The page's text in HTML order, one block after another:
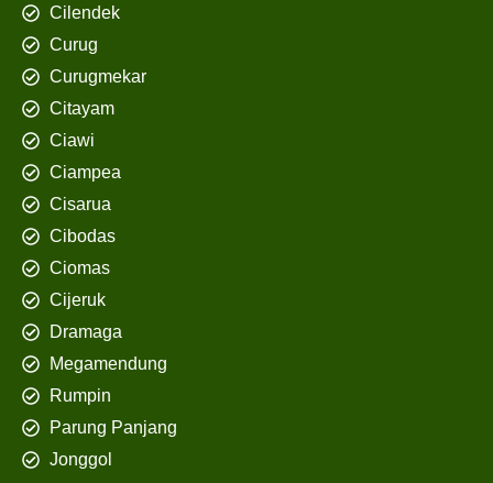
Cilendek
Curug
Curugmekar
Citayam
Ciawi
Ciampea
Cisarua
Cibodas
Ciomas
Cijeruk
Dramaga
Megamendung
Rumpin
Parung Panjang
Jonggol